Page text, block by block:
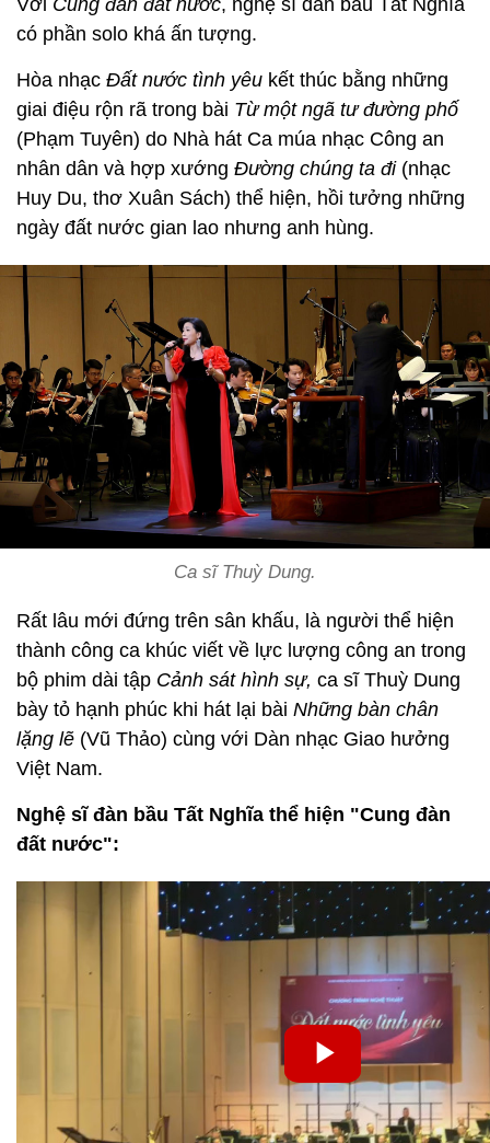
có phần solo khá ấn tượng.
Hòa nhạc Đất nước tình yêu kết thúc bằng những
giai điệu rộn rã trong bài Từ một ngã tư đường phố
(Phạm Tuyên) do Nhà hát Ca múa nhạc Công an
nhân dân và hợp xướng Đường chúng ta đi(nhạc
Huy Du, thơ Xuân Sách) thể hiện, hồi tưởng những
ngày đất nước gian lao nhưng anh hùng.
Ca sĩ Thuỳ Dung.
Rất lâu mới đứng trên sân khấu, là người thể hiện
thành công ca khúc viết về lực lượng công an trong
bộ phim dài tập Cảnh sát hình sự, ca sĩ Thuỳ Dung
bày tỏ hạnh phúc khi hát lại bài Những bàn chân
lặng lẽ (Vũ Thảo) cùng với Dàn nhạc Giao hưởng
Việt Nam.
Nghệ sĩ đàn bầu Tất Nghĩa thể hiện "Cung đàn
đất nước":